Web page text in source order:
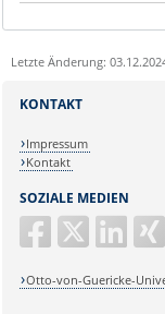
Letzte Änderung:
SOZIALE MEDIEN
Otto-von-Guericke-
KONTAKT
Impressum
Kontakt